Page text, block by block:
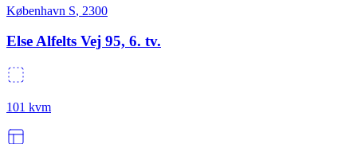
København S, 2300
Else Alfelts Vej 95, 6. tv.
101 kvm